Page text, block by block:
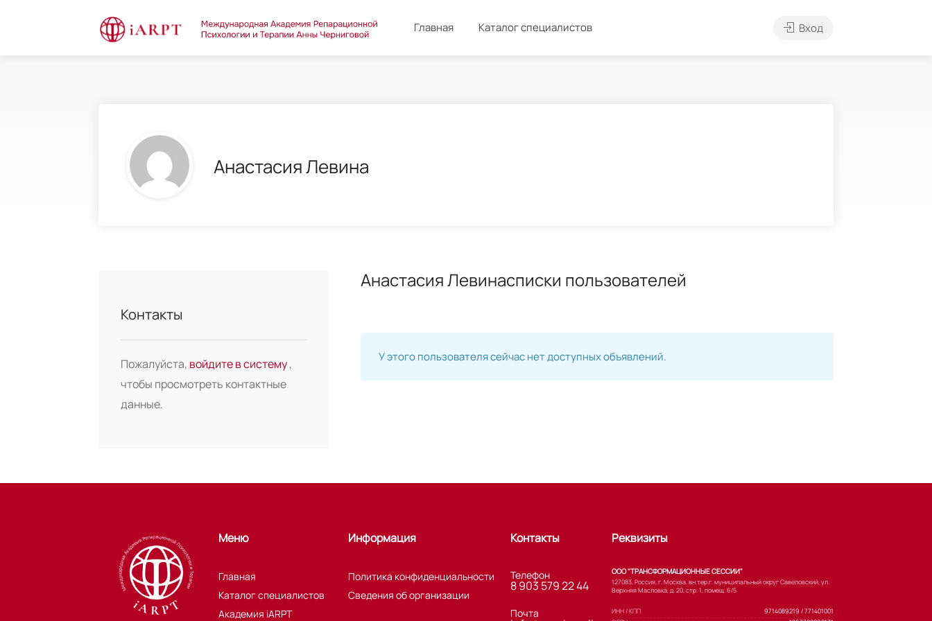
Главная Каталог специалистов Вход
Анастасия Левина
Контакты
Пожалуйста, войдите в систему,
чтобы просмотреть контактные
данные.
Анастасия Левинасписки пользователей
У этого пользователя сейчас нет доступных объявлений.
Меню
Главная
Каталог специалистов
Академия iARPT
Информация
Политика конфиденциальности
Сведения об организации
Контакты
Телефон
8 903 579 22 44
Почта
Реквизиты
ООО "ТРАНСФОРМАЦИОННЫЕ СЕССИИ"
127083, Россия, г. Москва, вн.тер.г. муниципальный округ Савеловский, ул.
Верхняя Масловка, д. 20, стр. 1, помещ. 6/5
ИНН / КПП
9714089219 / 771401001